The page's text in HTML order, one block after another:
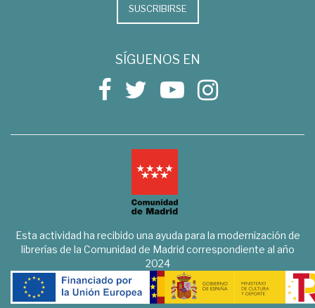
SUSCRIBIRSE
SÍGUENOS EN
Esta actividad ha recibido una ayuda para la modernización de
librerías de la Comunidad de Madrid correspondiente al año
2024